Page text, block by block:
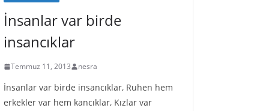
İnsanlar var birde
insancıklar
Temmuz 11, 2013 nesra
İnsanlar var birde insancıklar, Ruhen hem
erkekler var hem kancıklar, Kızlar var